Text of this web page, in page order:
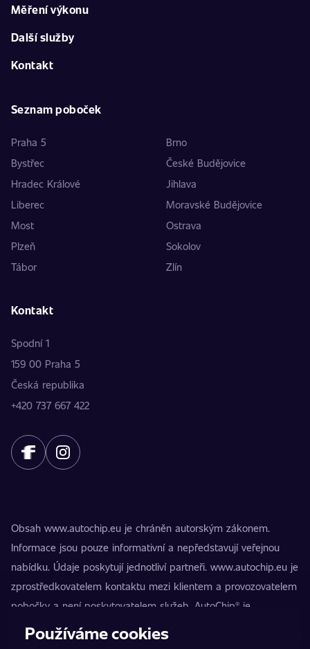
Měření výkonu
Další služby
Kontakt
Seznam poboček
Praha 5
Brno
Bystřec
České Budějovice
Hradec Králové
Jihlava
Liberec
Moravské Budějovice
Most
Ostrava
Plzeň
Sokolov
Tábor
Zlín
Kontakt
Spodní 1
159 00 Praha 5
Česká republika
+420 737 667 422
Obsah www.autochip.eu je chráněn autorským zákonem.
Informace jsou pouze informativní a nepředstavují veřejnou
nabídku. Údaje poskytují jednotliví partneři. www.autochip.eu je
zprostředkovatelem kontaktu mezi klientem a provozovatelem
pobočky a není poskytovatelem služeb. AutoChip® je
registrovaná ochranná známka Petra Kučery. Úpravy, které
Používáme cookies